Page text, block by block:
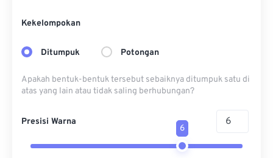
Kekelompokan
Ditumpuk Potongan
Apakah bentuk-bentuk tersebut sebaiknya ditumpuk satu di
atas yang lain atau tidak saling berhubungan?
Presisi Warna
6